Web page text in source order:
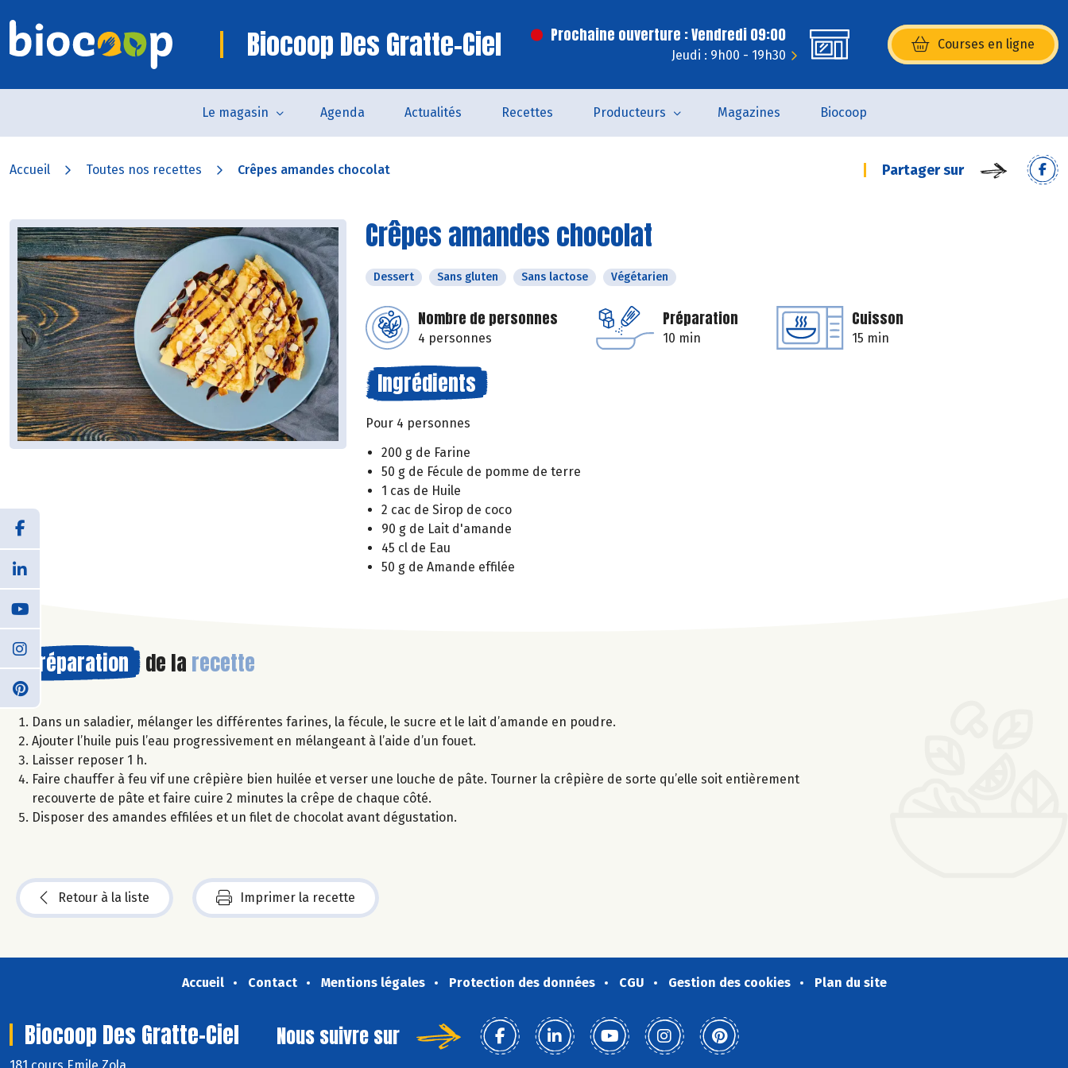
Biocoop Des Gratte-Ciel Prochaine ouverture : Vendredi 09:00
Jeudi : 9h00 - 19h30
Courses en ligne
(s’ouvre dans une nouvelle
Le magasin Agenda Actualités Recettes Producteurs Magazines Biocoop
Accueil Toutes nos recettes Crêpes amandes chocolat Partager sur
Crêpes amandes chocolat
Dessert Sans gluten Sans lactose Végétarien
Nombre de personnes
4 personnes
Préparation
10 min
Cuisson
15 min
Ingrédients
Pour 4 personnes
200 g de Farine
50 g de Fécule de pomme de terre
1 cas de Huile
2 cac de Sirop de coco
90 g de Lait d'amande
45 cl de Eau
50 g de Amande effilée
Préparation de la recette
Dans un saladier, mélanger les différentes farines, la fécule, le sucre et le lait d’amande en poudre.
Ajouter l’huile puis l’eau progressivement en mélangeant à l’aide d’un fouet.
Laisser reposer 1 h.
Faire chauffer à feu vif une crêpière bien huilée et verser une louche de pâte. Tourner la crêpière de sorte qu’elle soit entièrement
recouverte de pâte et faire cuire 2 minutes la crêpe de chaque côté.
Disposer des amandes effilées et un filet de chocolat avant dégustation.
Retour à la liste Imprimer la recette
Accueil Contact Mentions légales Protection des données CGU Gestion des cookies Plan du site
Biocoop Des Gratte-Ciel
181 cours Emile Zola
Nous suivre sur